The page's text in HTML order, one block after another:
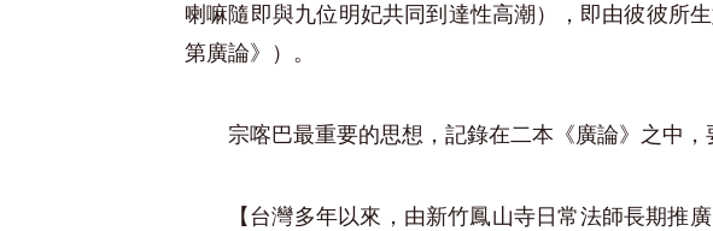
喇嘛隨即與九位明妃共同到達性高潮），即由彼彼
第廣論》）。
宗喀巴最重要的思想，記錄在二本《廣論》之中
【台灣多年以來，由新竹鳳山寺日常法師長期